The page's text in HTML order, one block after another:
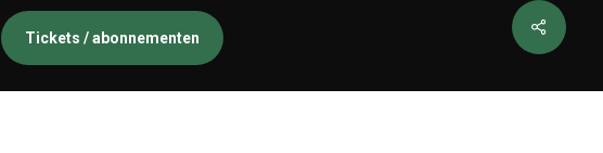
Tickets / abonnementen